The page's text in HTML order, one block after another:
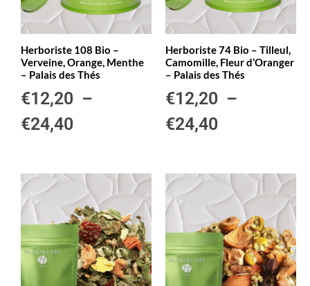
Herboriste 108 Bio –
Verveine, Orange, Menthe
– Palais des Thés
€12,20 –
€24,40
Herboriste 74 Bio – Tilleul,
Camomille, Fleur d’Oranger
– Palais des Thés
€12,20 –
€24,40